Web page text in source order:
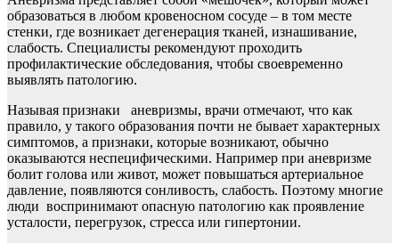
образоваться в любом кровеносном сосуде – в том месте
стенки, где возникает дегенерация тканей, изнашивание,
слабость. Специалисты рекомендуют проходить
профилактические обследования, чтобы своевременно
выявлять патологию.
Называя признаки аневризмы, врачи отмечают, что как
правило, у такого образования почти не бывает характерных
симптомов, а признаки, которые возникают, обычно
оказываются неспецифическими. Например при аневризме
болит голова или живот, может повышаться артериальное
давление, появляются сонливость, слабость. Поэтому многие
люди воспринимают опасную патологию как проявление
усталости, перегрузок, стресса или гипертонии.